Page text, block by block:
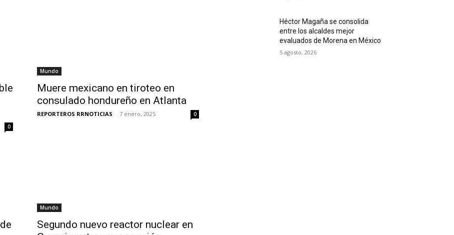
0
Mundo
Muere mexicano en tiroteo en
consulado hondureño en Atlanta
REPORTEROS RRNOTICIAS - 7 enero, 2025 0
Mundo
Segundo nuevo reactor nuclear en
Héctor Magaña se consolida
entre los alcaldes mejor
evaluados de Morena en México
5 agosto, 2026